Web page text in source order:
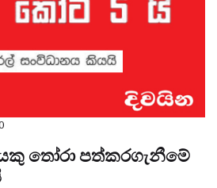
තෝරා පත්කරගැනීමේ